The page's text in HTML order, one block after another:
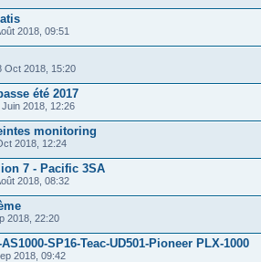
2018, 09:51
Oct 2018, 15:20
été 2017
Juin 2018, 12:26
monitoring
2018, 12:24
7 - Pacific 3SA
2018, 08:32
2018, 22:20
SP16-Teac-UD501-Pioneer PLX-1000
2018, 09:42